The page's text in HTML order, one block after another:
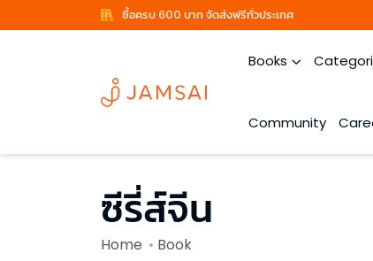
ซื้อครบ 600 บาท จัดส่งฟรีทั่วประเทศ
Books
Community
ซีรี่ส์จีน
Home Book